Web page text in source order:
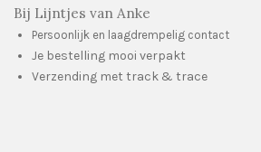
Bij Lijntjes van Anke
Persoonlijk en laagdrempelig contact
Je bestelling mooi verpakt
Verzending met track & trace